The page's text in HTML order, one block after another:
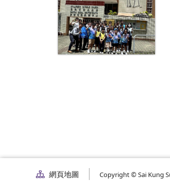
網頁地圖 Copyright © Sai Kung